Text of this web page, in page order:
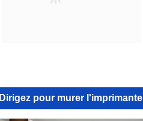
Dirigez pour murer l'imprimante